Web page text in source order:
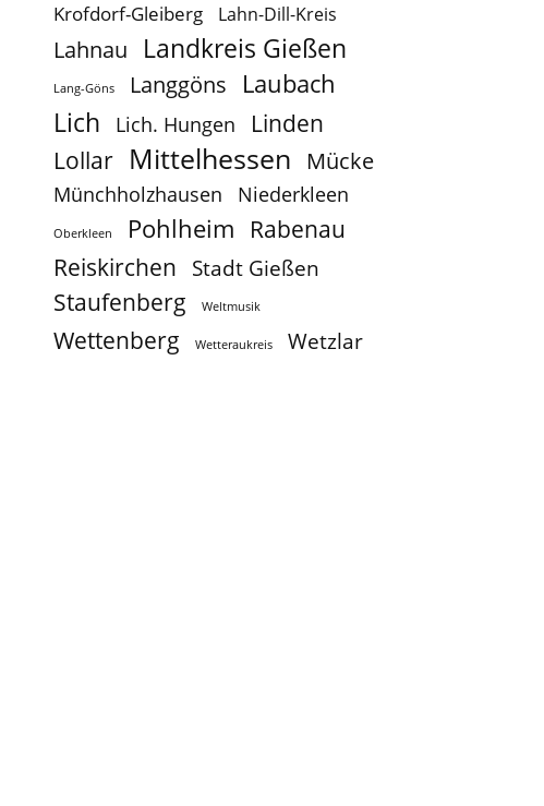
Krofdorf-Gleiberg Lahn-Dill-Kreis
Lahnau Landkreis Gießen
Lang-Göns Langgöns Laubach
Lich Lich. Hungen Linden
Lollar Mittelhessen Mücke
Münchholzhausen Niederkleen
Oberkleen Pohlheim Rabenau
Reiskirchen Stadt Gießen
Staufenberg Weltmusik
Wettenberg Wetteraukreis Wetzlar